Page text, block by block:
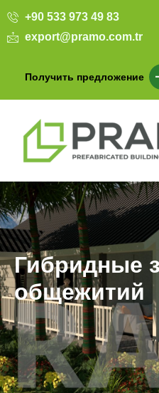
+90 533 973 49 83
export@pramo.com.tr
Получить предложение
Гибридные
общежитий